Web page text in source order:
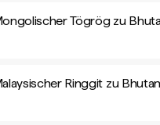
Tögrög zu
Ringgit zu